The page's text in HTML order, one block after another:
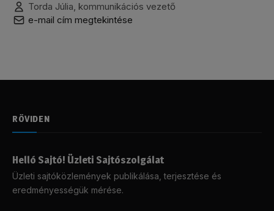
Torda Júlia, kommunikációs vezető
e-mail cím megtekintése
RÖVIDEN
Helló Sajtó! Üzleti Sajtószolgálat
Üzleti sajtóközlemények publikálása, terjesztése és
eredményességük mérése.